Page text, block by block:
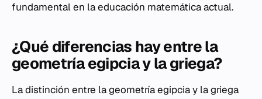
fundamental en la educación matemática actual.
¿Qué diferencias hay entre la
geometría egipcia y la griega?
La distinción entre la geometría egipcia y la griega